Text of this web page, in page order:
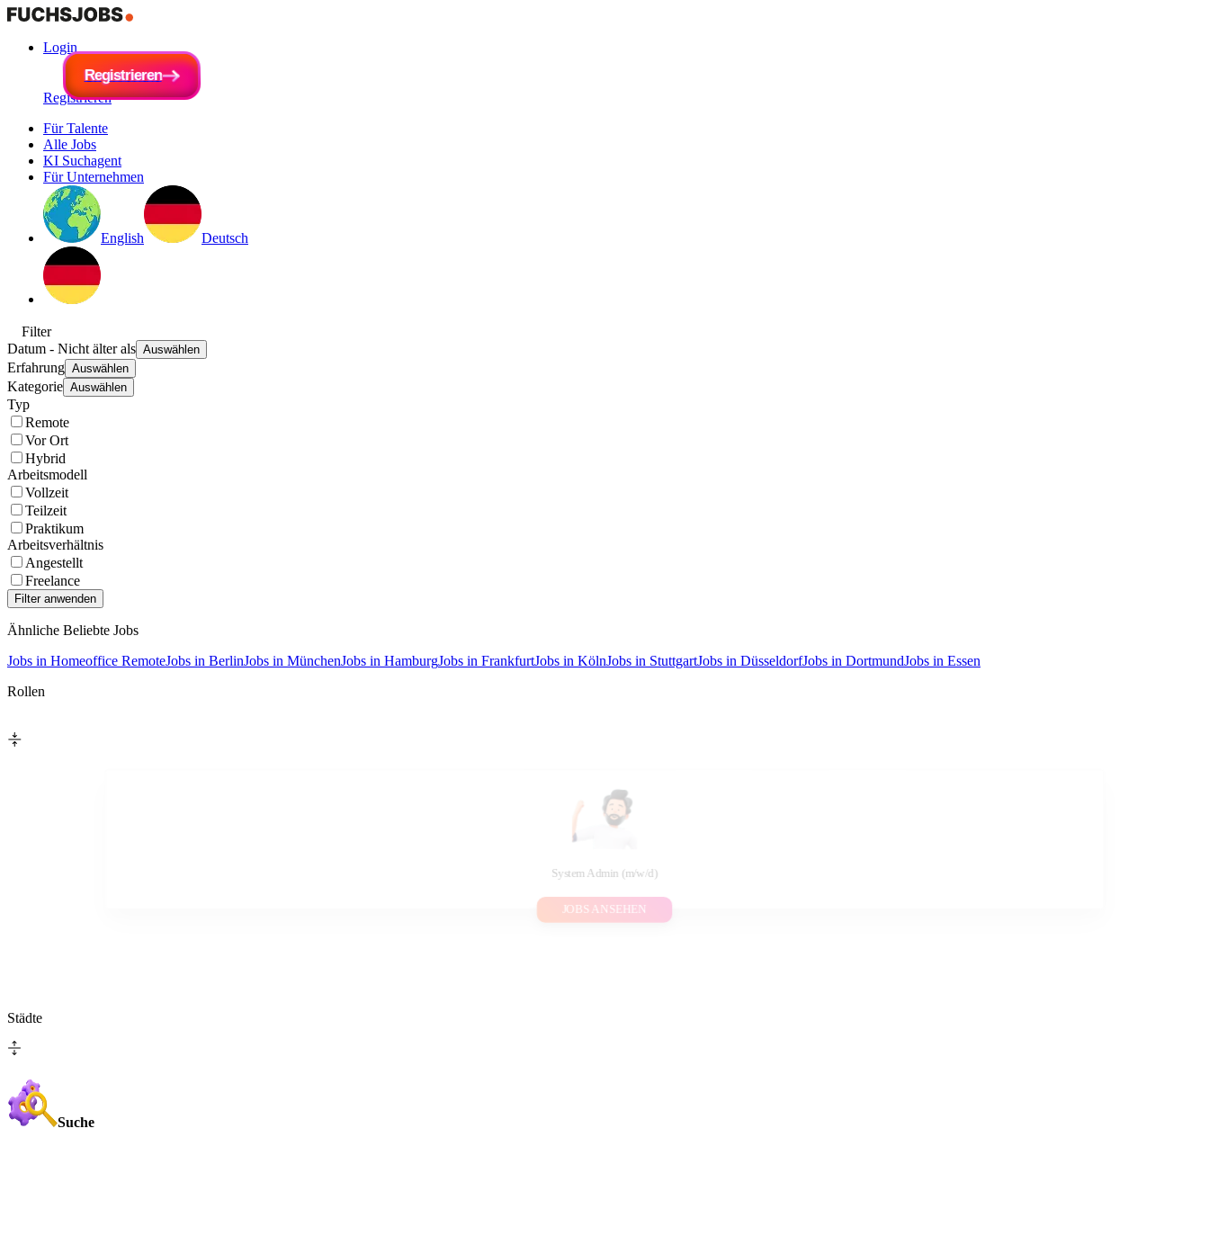
Login
Registrieren
Registrieren
Registrieren
Für Talente
Alle Jobs
KI Suchagent
Für Unternehmen
English Deutsch
Filter
Datum - Nicht älter als Auswählen
Erfahrung Auswählen
Kategorie Auswählen
Typ
Remote
Vor Ort
Hybrid
Arbeitsmodell
Vollzeit
Teilzeit
Praktikum
Arbeitsverhältnis
Angestellt
Freelance
Ähnliche Beliebte Jobs
Jobs in Homeoffice RemoteJobs in BerlinJobs in MünchenJobs in HamburgJobs in FrankfurtJobs in KölnJobs in StuttgartJobs in DüsseldorfJobs in DortmundJobs in Essen
Rollen
System Admin (m/w/d)
JOBS ANSEHEN
Städte
Suche